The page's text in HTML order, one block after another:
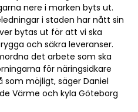
nere i marken byts ut.
i staden har nått sin
bytas ut för att vi ska
och säkra leveranser.
det arbete som ska
för näringsidkare
möjligt, säger Daniel
Värme och kyla Göteborg